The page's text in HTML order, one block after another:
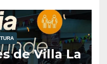
de Villa La